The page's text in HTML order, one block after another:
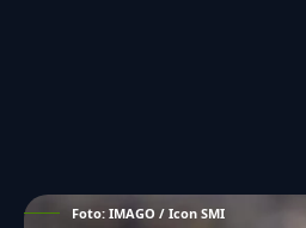
Foto: IMAGO / Icon SMI